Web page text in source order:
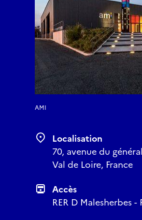
AMI
Localisation
70, avenue du
Val de Loire, France
Accès
RER D Malesherbes